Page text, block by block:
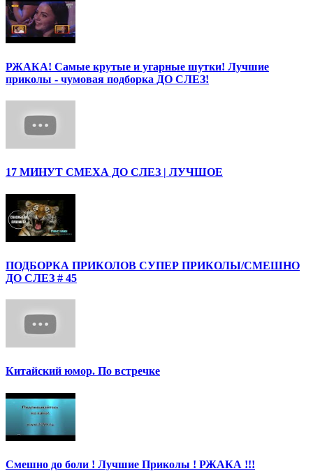
РЖАКА! Самые крутые и угарные шутки! Лучшие
приколы - чумовая подборка ДО СЛЕЗ!
17 МИНУТ СМЕХА ДО СЛЕЗ | ЛУЧШОЕ
ПОДБОРКА ПРИКОЛОВ СУПЕР ПРИКОЛЫ/СМЕШНО
ДО СЛЕЗ # 45
Китайский юмор. По встречке
Смешно до боли ! Лучшие Приколы ! РЖАКА !!!